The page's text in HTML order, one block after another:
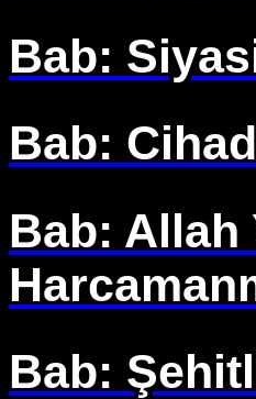
Bab:
Bab:
Bab: Allah
Bab: